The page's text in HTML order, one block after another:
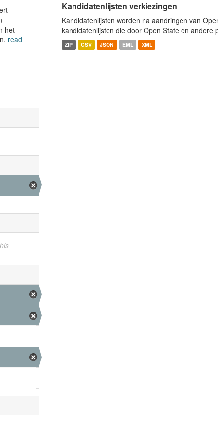
het
read
Kandidatenlijsten verkiezingen
Kandidatenlijsten worden na aandringen van
kandidatenlijsten die door Open State en andere
ZIP CSV JSON EML XML